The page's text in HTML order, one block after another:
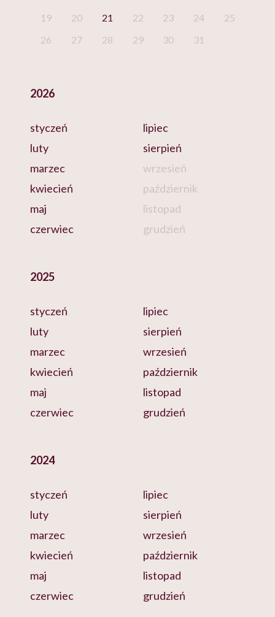
19
20 21 22 23 24
25
26
27 28 29 30 31
2026
styczeń
luty
marzec
kwiecień
maj
czerwiec
lipiec
sierpień
wrzesień
październik
listopad
grudzień
2025
styczeń
luty
marzec
kwiecień
maj
czerwiec
lipiec
sierpień
wrzesień
październik
listopad
grudzień
2024
styczeń
luty
marzec
kwiecień
maj
czerwiec
lipiec
sierpień
wrzesień
październik
listopad
grudzień